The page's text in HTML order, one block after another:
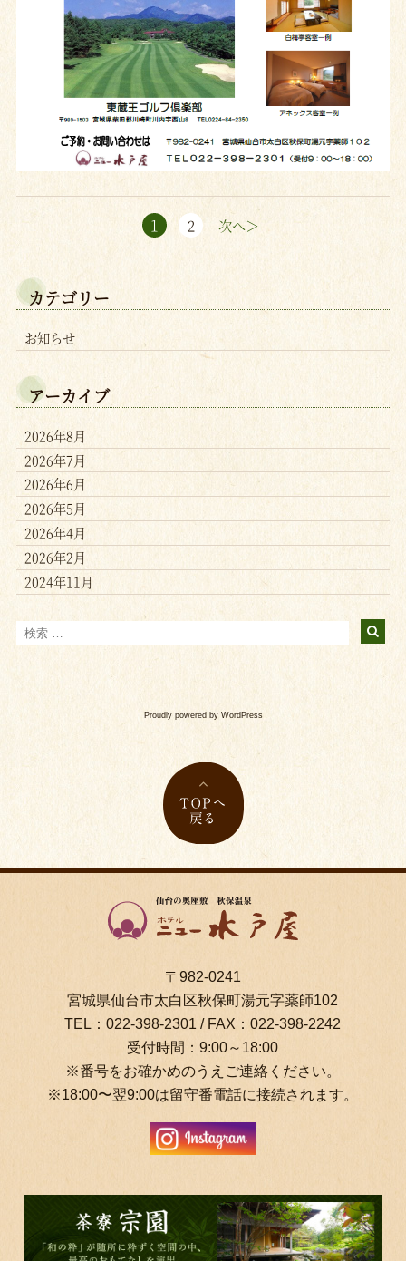
1 2 次へ＞
カテゴリー
お知らせ
アーカイブ
2026年8月
2026年7月
2026年6月
2026年5月
2026年4月
2026年2月
2024年11月
Proudly powered by WordPress
〒982-0241
宮城県仙台市太白区秋保町湯元字薬師102
TEL：022-398-2301 / FAX：022-398-2242
受付時間：9:00～18:00
※番号をお確かめのうえご連絡ください。
※18:00〜翌9:00は留守番電話に接続されます。